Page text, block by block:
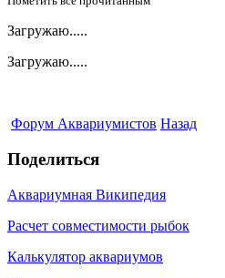
Загружаю.....
Загружаю.....
Форум Аквариумистов Назад
Поделиться
Аквариумная Википедия
Расчет совместимости рыбок
Калькулятор аквариумов